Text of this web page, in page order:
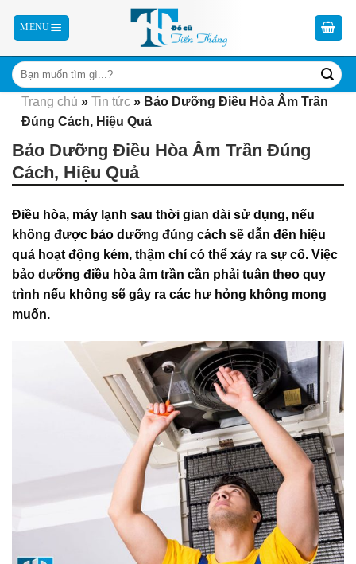
Trang chủ » Tin tức» Bảo Dưỡng Điều Hòa Âm Trần
Đúng Cách, Hiệu Quả
Bảo Dưỡng Điều Hòa Âm Trần Đúng
Cách, Hiệu Quả
Điều hòa, máy lạnh sau thời gian dài sử dụng, nếu
không được bảo dưỡng đúng cách sẽ dẫn đến hiệu
quả hoạt động kém, thậm chí có thể xảy ra sự cố. Việc
bảo dưỡng điều hòa âm trần cần phải tuân theo quy
trình nếu không sẽ gây ra các hư hỏng không mong
muốn.